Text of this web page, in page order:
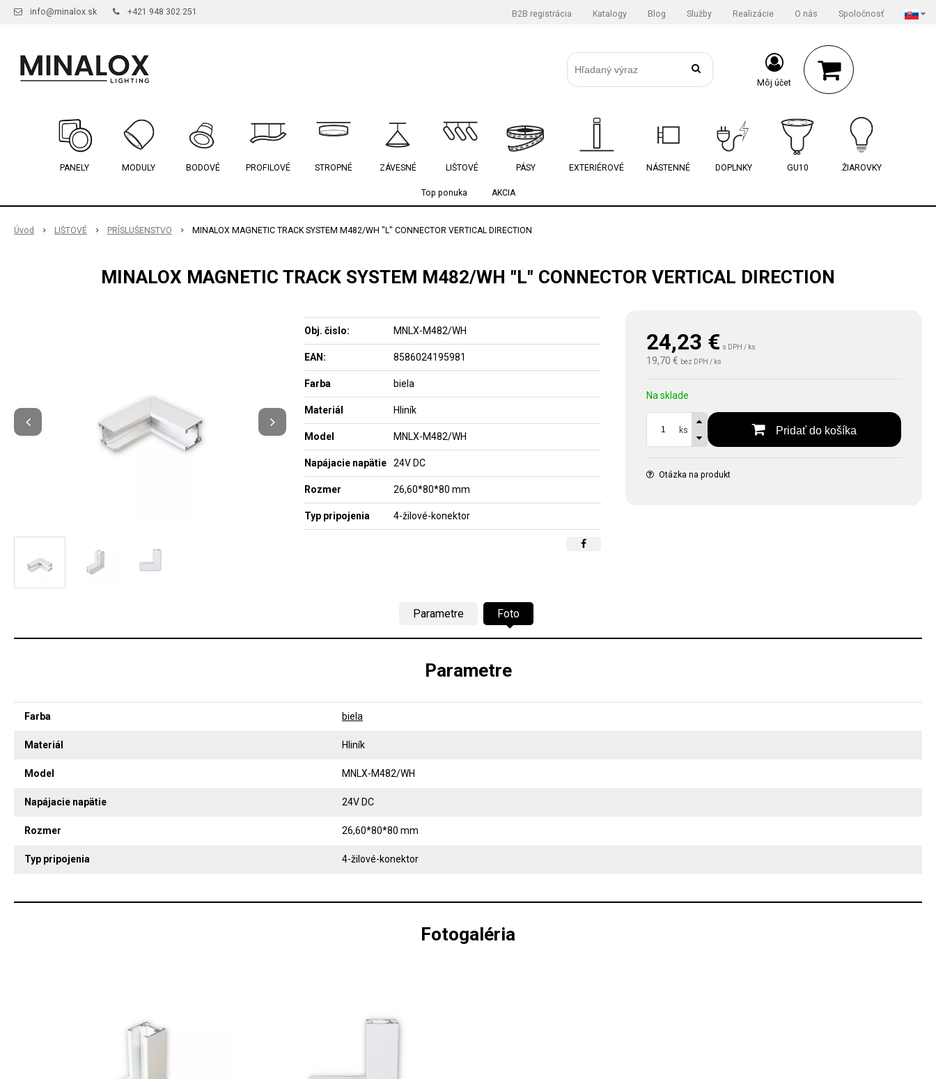
info@minalox.sk +421 948 302 251 B2B registrácia Katalogy Blog Služby Realizácie O nás Spoločnosť
Môj účet
PANELY MODULY BODOVÉ PROFILOVÉ STROPNÉ ZÁVESNÉ LIŠTOVÉ PÁSY EXTERIÉROVÉ NÁSTENNÉ DOPLNKY GU10 ŽIAROVKY
Top ponuka AKCIA
Úvod LIŠTOVÉ PRÍSLUŠENSTVO MINALOX MAGNETIC TRACK SYSTEM M482/WH "L" CONNECTOR VERTICAL DIRECTION
MINALOX MAGNETIC TRACK SYSTEM M482/WH "L" CONNECTOR VERTICAL DIRECTION
24,23 € s DPH / ks
19,70 € bez DPH / ks
Na sklade
ks Pridať do košíka
Otázka na produkt
Obj. čislo: MNLX-M482/WH
EAN: 8586024195981
Farba biela
Materiál Hliník
Model MNLX-M482/WH
Napájacie napätie 24V DC
Rozmer 26,60*80*80 mm
Typ pripojenia 4-žilové-konektor
Parametre Foto
Parametre
Farba biela
Materiál Hliník
Model MNLX-M482/WH
Napájacie napätie 24V DC
Rozmer 26,60*80*80 mm
Typ pripojenia 4-žilové-konektor
Fotogaléria